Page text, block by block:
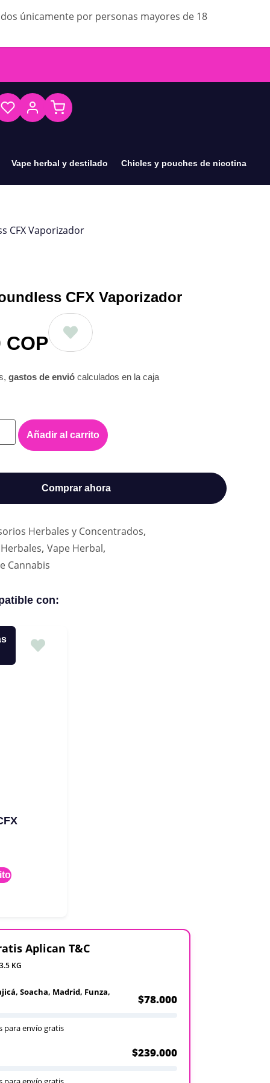
únicamente por personas mayores de 18
Vape herbal y destilado Chicles y pouches de nicotina
CFX Vaporizador
CFX Vaporizador
COP
gastos de envió calculados en la caja
Añadir al carrito
Comprar ahora
Herbales y Concentrados,
, Vape Herbal,
Cannabis
con:
Aplican T&C
KG
Soacha, Madrid, Funza,
$78.000
para envío gratis
$239.000